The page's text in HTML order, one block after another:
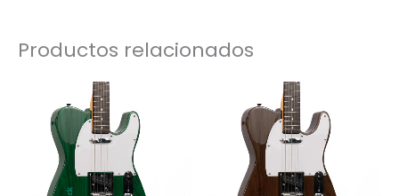
Productos relacionados